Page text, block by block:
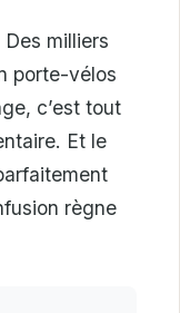
milliers
porte-vélos
c’est tout
Et le
règne